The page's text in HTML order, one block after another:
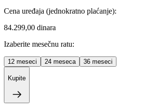
Cena uređaja (jednokratno plaćanje):
84.299,00 dinara
Izaberite mesečnu ratu:
12 meseci 24 meseca 36 meseci
Kupite